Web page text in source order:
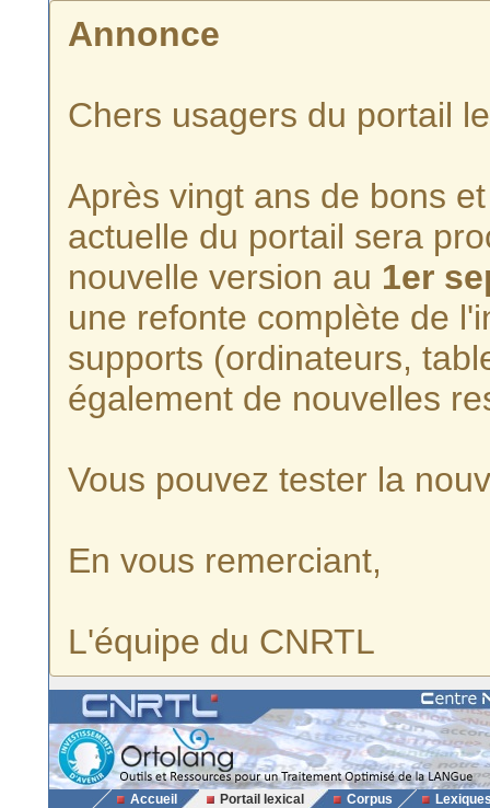
Annonce
Chers usagers du portail
Après vingt ans de bons
actuelle du portail sera
nouvelle version au 1er
une refonte complète de
supports (ordinateurs,
également de nouvelles
Vous pouvez tester la
En vous remerciant,
L'équipe du CNRTL
Accueil Portail lexical Corpus